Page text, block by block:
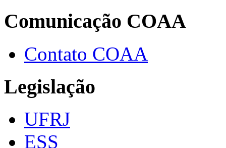
Comunicação COAA
Contato COAA
Legislação
UFRJ
ESS